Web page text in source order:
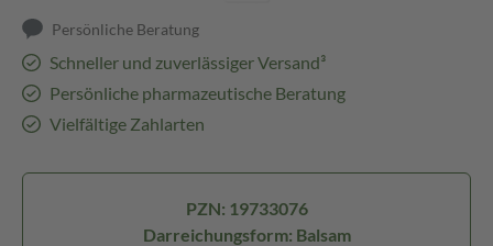
Persönliche Beratung
Schneller und zuverlässiger Versand³
Persönliche pharmazeutische Beratung
Vielfältige Zahlarten
PZN: 19733076
Darreichungsform: Balsam